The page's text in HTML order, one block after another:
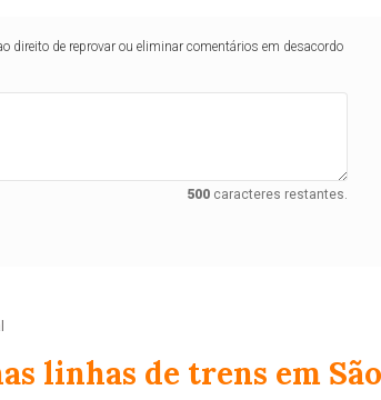
direito de reprovar ou eliminar comentários em desacordo
500caracteres restantes.
linhas de trens em São